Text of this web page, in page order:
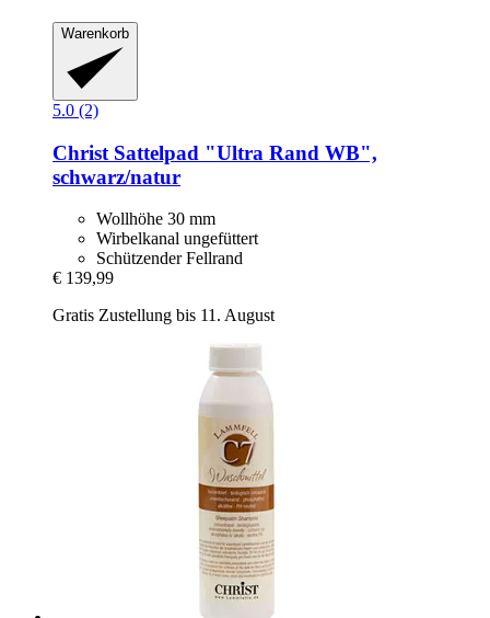
Warenkorb
5.0 (2)
Christ Sattelpad "Ultra Rand WB",
schwarz/natur
Wollhöhe 30 mm
Wirbelkanal ungefüttert
Schützender Fellrand
€ 139,99
Gratis Zustellung bis 11. August